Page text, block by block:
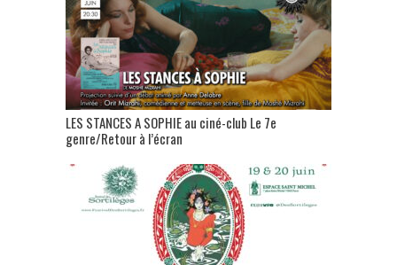
LES STANCES A SOPHIE au ciné-club Le 7e
genre/Retour à l’écran